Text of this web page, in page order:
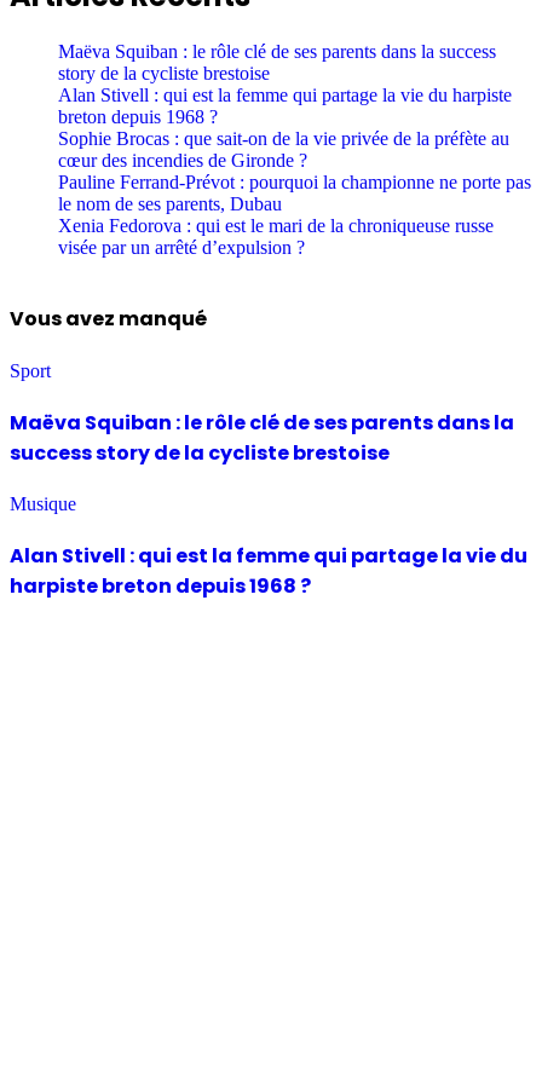
Maëva Squiban : le rôle clé de ses parents dans la success
story de la cycliste brestoise
Alan Stivell : qui est la femme qui partage la vie du harpiste
breton depuis 1968 ?
Sophie Brocas : que sait-on de la vie privée de la préfète au
cœur des incendies de Gironde ?
Pauline Ferrand-Prévot : pourquoi la championne ne porte pas
le nom de ses parents, Dubau
Xenia Fedorova : qui est le mari de la chroniqueuse russe
visée par un arrêté d’expulsion ?
Vous avez manqué
Sport
Maëva Squiban : le rôle clé de ses parents dans la
success story de la cycliste brestoise
Musique
Alan Stivell : qui est la femme qui partage la vie du
harpiste breton depuis 1968 ?